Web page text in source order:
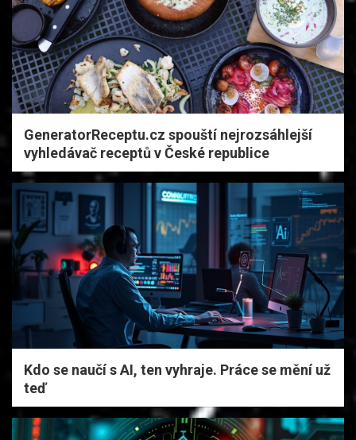
GeneratorReceptu.cz spouští nejrozsáhlejší
vyhledávač receptů v České republice
Kdo se naučí s AI, ten vyhraje. Práce se mění už
teď